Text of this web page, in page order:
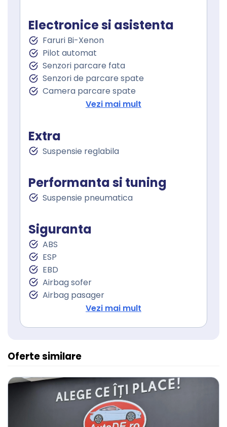
Cotiera
Cotiera spate
Volan de piele
Volan cu comenzi
Volan reglabil electric
Volan cu schimbator de viteze
Senzor ploaie
Geamuri fata electrice
Geamuri cu tenta
Electronice si asistenta
Faruri Bi-Xenon
Pilot automat
Senzori parcare fata
Senzori de parcare spate
Camera parcare spate
Oglindă laterală electrică
Oglinzi exterioare rabatabile electric
Asistenta la franare
Controlul tractiunii
Spalare faruri
Lumini de zi
Lumini de zi LED
Stopuri LED
Sistem Start Stop
Senzori presiune roti
Frana parcare electrica
Servodirecţie
Vezi mai mult
Extra
Suspensie reglabila
Performanta si tuning
Suspensie pneumatica
Siguranta
ABS
ESP
EBD
Airbag sofer
Airbag pasager
Isofix (puncte de prindere a scaunului
Vezi mai mult
Oferte similare